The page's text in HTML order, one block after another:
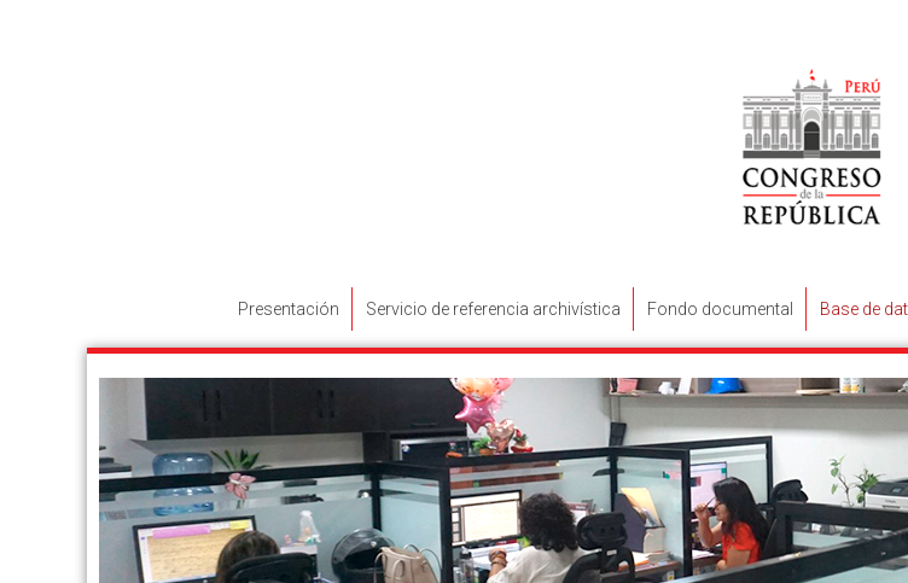
Presentación Servicio de referencia archivística Fondo documental Base de